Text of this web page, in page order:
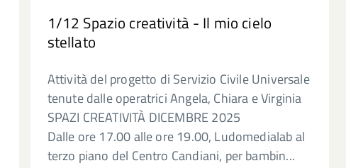
1/12 Spazio creatività - Il mio cielo
stellato
Attività del progetto di Servizio Civile Universale
tenute dalle operatrici Angela, Chiara e Virginia
SPAZI CREATIVITÀ DICEMBRE 2025
Dalle ore 17.00 alle ore 19.00, Ludomedialab al
terzo piano del Centro Candiani, per bambin...